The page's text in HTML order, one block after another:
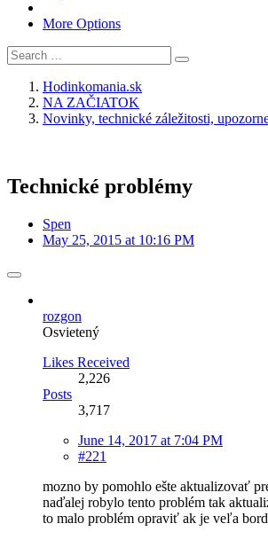
More Options
Hodinkomania.sk
NA ZAČIATOK
Novinky, technické záležitosti,
Technické problémy
Spen
May 25, 2015 at 10:16 PM
rozgon
Osvietený
Likes Received
2,226
Posts
3,717
June 14, 2017 at 7:04 PM
#221
mozno by pomohlo ešte aktualizovať
naďalej robylo tento problém tak
to malo problém opraviť ak je veľa